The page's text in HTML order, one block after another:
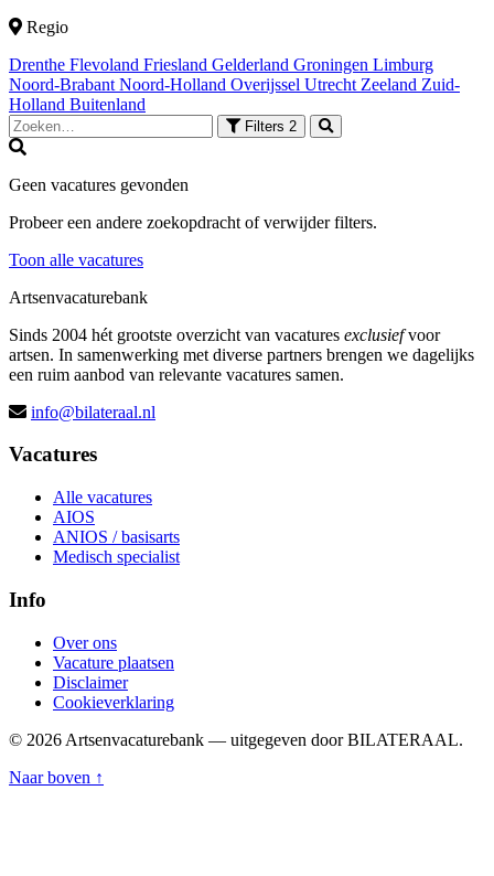
Regio
Drenthe Flevoland Friesland Gelderland Groningen Limburg
Noord-Brabant Noord-Holland Overijssel Utrecht Zeeland Zuid-
Holland Buitenland
Filters 2
Geen vacatures gevonden
Probeer een andere zoekopdracht of verwijder filters.
Toon alle vacatures
Artsenvacaturebank
Sinds 2004 hét grootste overzicht van vacatures exclusiefvoor
artsen. In samenwerking met diverse partners brengen we dagelijks
een ruim aanbod van relevante vacatures samen.
info@bilateraal.nl
Vacatures
Alle vacatures
AIOS
ANIOS / basisarts
Medisch specialist
Info
Over ons
Vacature plaatsen
Disclaimer
Cookieverklaring
© 2026 Artsenvacaturebank — uitgegeven door BILATERAAL.
Naar boven ↑